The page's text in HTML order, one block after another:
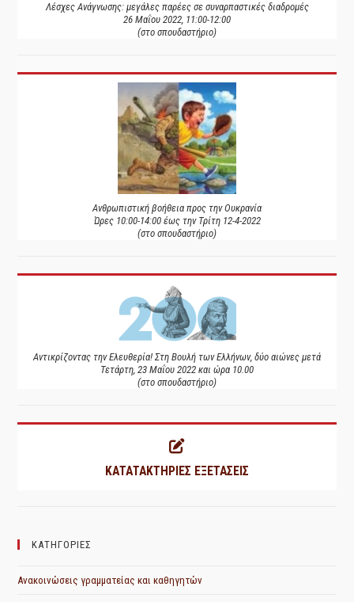
Λέσχες Ανάγνωσης: μεγάλες παρέες σε συναρπαστικές διαδρομές
26 Μαΐου 2022, 11:00-12:00
(στο σπουδαστήριο)
Ανθρωπιστική βοήθεια προς την Ουκρανία
Ώρες 10:00-14:00 έως την Τρίτη 12-4-2022
(στο σπουδαστήριο)
Αντικρίζοντας την Ελευθερία! Στη Βουλή των Ελλήνων, δύο αιώνες μετά
Τετάρτη, 23 Μαΐου 2022 και ώρα 10.00
(στο σπουδαστήριο)
ΚΑΤΑΤΑΚΤΗΡΙΕΣ ΕΞΕΤΑΣΕΙΣ
ΚΑΤΗΓΟΡΙΕΣ
Ανακοινώσεις γραμματείας και καθηγητών